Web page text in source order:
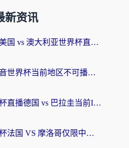
新资讯
在国外怎么看美国 vs 澳大利亚世界杯直播？海外党必藏的中文解说观赛指南
在加拿大看抖音世界杯当前地区不可播放？海外党体育观赛终极指南
在海外看世界杯直播德国 vs 巴拉圭当前IP受限制？这篇指南帮你轻松解决地区限制
在国外看世界杯法国 VS 摩洛哥仅限中国大陆？别让地域限制拦下你的欢呼